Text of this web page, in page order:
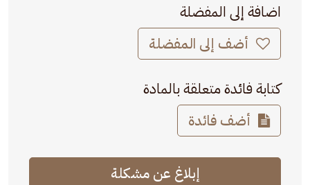
اضافة إلى المفضلة
أضف إلى المفضلة
كتابة فائدة متعلقة بالمادة
أضف فائدة
إبلاغ عن مشكلة